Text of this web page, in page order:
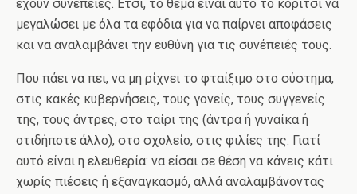
έχουν συνέπειες. Έτσι, το θέμα είναι αυτό το κορίτσι να
μεγαλώσει με όλα τα εφόδια για να παίρνει αποφάσεις
και να αναλαμβάνει την ευθύνη για τις συνέπειές τους.
Που πάει να πει, να μη ρίχνει το φταίξιμο στο σύστημα,
στις κακές κυβερνήσεις, τους γονείς, τους συγγενείς
της, τους άντρες, στο ταίρι της (άντρα ή γυναίκα ή
οτιδήποτε άλλο), στο σχολείο, στις φιλίες της. Γιατί
αυτό είναι η ελευθερία: να είσαι σε θέση να κάνεις κάτι
χωρίς πιέσεις ή εξαναγκασμό, αλλά αναλαμβάνοντας